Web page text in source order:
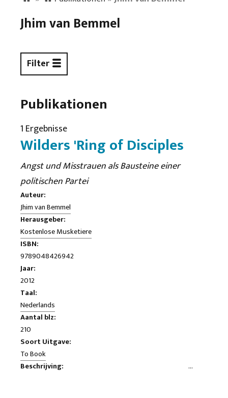
Jhim van Bemmel
Filter
Publikationen
1 Ergebnisse
Wilders 'Ring of Disciples
Angst und Misstrauen als Bausteine ​​einer
politischen Partei
Auteur:
Jhim van Bemmel
Herausgeber:
Kostenlose Musketiere
ISBN:
9789048426942
Jaar:
2012
Taal:
Nederlands
Aantal blz:
210
Soort Uitgave:
To Book
Beschrijving: